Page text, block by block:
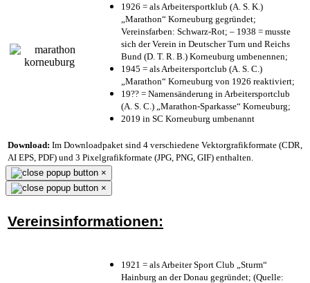
1926 = als Arbeitersportklub (A. S. K.)
„Marathon“ Korneuburg gegründet;
Vereinsfarben: Schwarz-Rot; – 1938 = musste
sich der Verein in Deutscher Turn und Reichs
Bund (D. T. R. B.) Korneuburg umbenennen;
1945 = als Arbeitersportclub (A. S. C.)
„Marathon“ Korneuburg von 1926 reaktiviert;
19?? = Namensänderung in Arbeitersportclub
(A. S. C.) „Marathon-Sparkasse“ Korneuburg;
2019 in SC Korneuburg umbenannt
Download: Im Downloadpaket sind 4 verschiedene Vektorgrafikformate (CDR,
AI EPS, PDF) und 3 Pixelgrafikformate (JPG, PNG, GIF) enthalten.
×
×
Vereinsinformationen:
1921 = als Arbeiter Sport Club „Sturm“
Hainburg an der Donau gegründet; (Quelle: